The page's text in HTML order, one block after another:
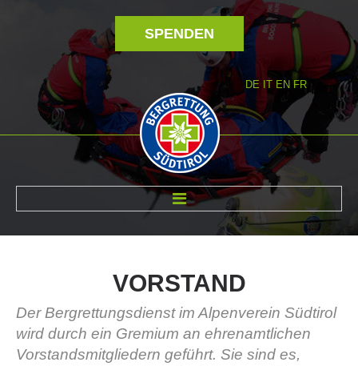
SPENDEN
DE IT EN FR
VORSTAND
Der Bergrettungsdienst im Alpenverein Südtirol
wird durch ein Gremium an ehrenamtlichen
Vorstandsmitgliedern geführt. Sie sind es,